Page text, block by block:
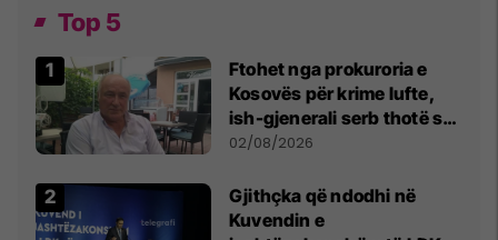
Top 5
Ftohet nga prokuroria e
Kosovës për krime lufte,
ish-gjenerali serb thotë se
dikush e tradhtoi në
02/08/2026
Gjithçka që ndodhi në
Kuvendin e